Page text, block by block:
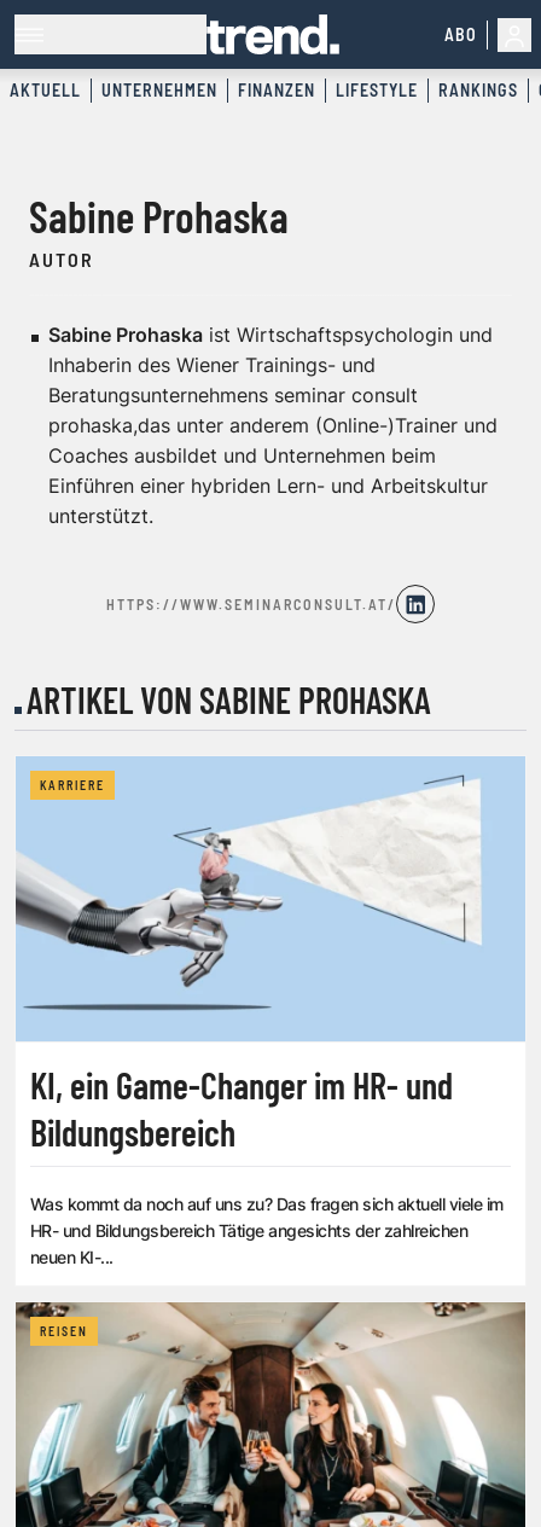
ABO
AKTUELL UNTERNEHMEN FINANZEN LIFESTYLE RANKINGS
Sabine Prohaska
AUTOR
Sabine Prohaska ist Wirtschaftspsychologin und
Inhaberin des Wiener Trainings- und
Beratungsunternehmens seminar consult
prohaska,das unter anderem (Online-)Trainer und
Coaches ausbildet und Unternehmen beim
Einführen einer hybriden Lern- und Arbeitskultur
unterstützt.
HTTPS://WWW.SEMINARCONSULT.AT/
ARTIKEL VON SABINE PROHASKA
KARRIERE
KI, ein Game-Changer im HR- und
Bildungsbereich
Was kommt da noch auf uns zu? Das fragen sich aktuell viele im
HR- und Bildungsbereich Tätige angesichts der zahlreichen
neuen KI-...
REISEN